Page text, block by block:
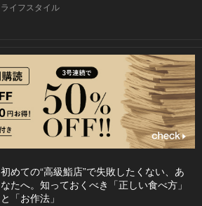
ライフスタイル
初めての“高級鮨店”で失敗したくない、あ
なたへ。知っておくべき「正しい食べ方」
と「お作法」